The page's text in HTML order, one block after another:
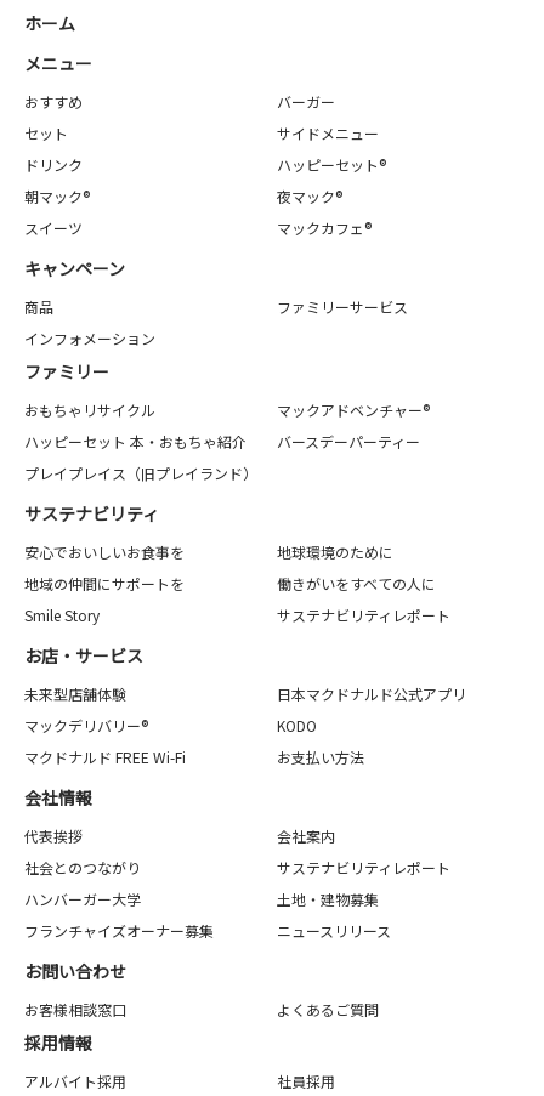
ホーム
メニュー
おすすめ
バーガー
セット
サイドメニュー
ドリンク
ハッピーセット®
朝マック®
夜マック®
スイーツ
マックカフェ®
キャンペーン
商品
ファミリーサービス
インフォメーション
ファミリー
おもちゃリサイクル
マックアドベンチャー®
ハッピーセット 本・おもちゃ紹介
バースデーパーティー
プレイプレイス（旧プレイランド）
サステナビリティ
安心でおいしいお食事を
地球環境のために
地域の仲間にサポートを
働きがいをすべての人に
Smile Story
サステナビリティレポート
お店・サービス
未来型店舗体験
日本マクドナルド公式アプリ
マックデリバリー®
KODO
マクドナルド FREE Wi-Fi
お支払い方法
会社情報
代表挨拶
会社案内
社会とのつながり
サステナビリティレポート
ハンバーガー大学
土地・建物募集
フランチャイズオーナー募集
ニュースリリース
お問い合わせ
お客様相談窓口 よくあるご質問
採用情報
アルバイト採用 社員採用